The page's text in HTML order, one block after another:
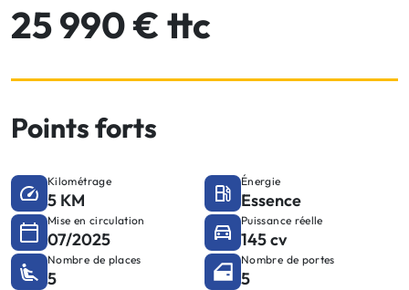
25 990 € ttc
Points forts
Kilométrage
5 KM
Énergie
Essence
Mise en circulation
07/2025
Puissance réelle
145 cv
Nombre de places
5
Nombre de portes
5